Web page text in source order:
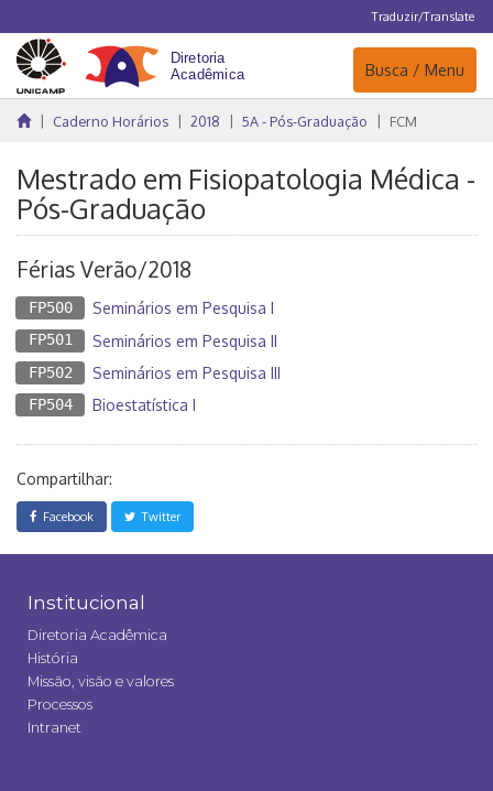
Traduzir/Translate
Navegação
Busca / Menu
Caderno Horários 2018 5A - Pós-Graduação FCM
Mestrado em Fisiopatologia Médica -
Pós-Graduação
Férias Verão/2018
FP500 Seminários em Pesquisa I
FP501 Seminários em Pesquisa II
FP502 Seminários em Pesquisa III
FP504 Bioestatística I
Compartilhar:
Facebook Twitter
Institucional
Diretoria Acadêmica
História
Missão, visão e valores
Processos
Intranet